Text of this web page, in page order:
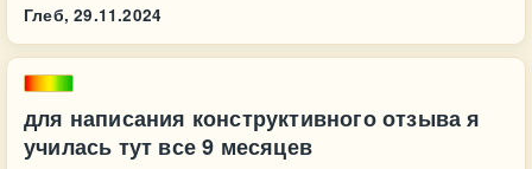
Глеб, 29.11.2024
для написания конструктивного отзыва я
училась тут все 9 месяцев